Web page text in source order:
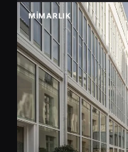
MIMARLIK